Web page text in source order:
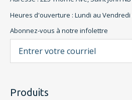
Heures d'ouverture : Lundi au Vendredi
Abonnez-vous à notre infolettre
Produits